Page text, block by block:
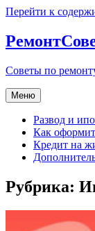
Перейти к
Советы по
Меню
Развод и
Как
Кредит на
Рубрика: